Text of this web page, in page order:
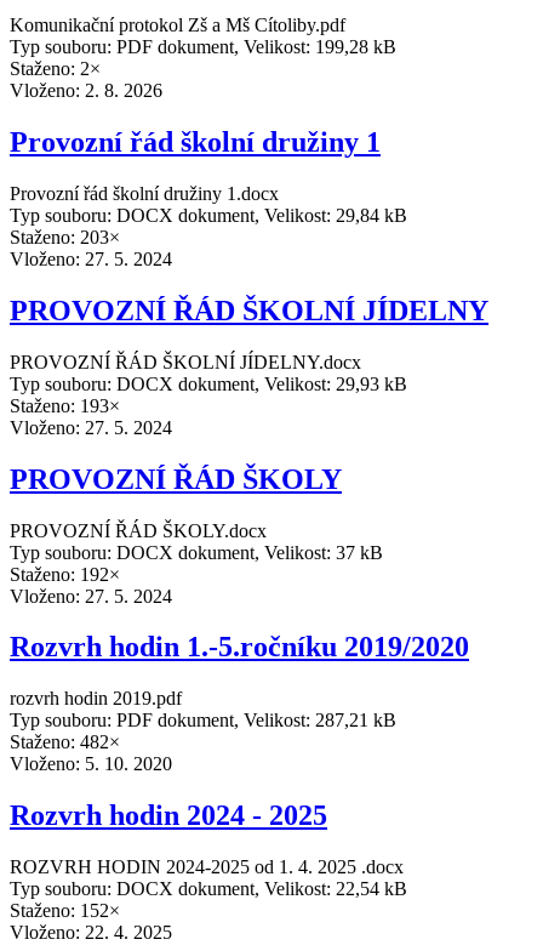
Komunikační protokol Zš a Mš Cítoliby.pdf
Typ souboru: PDF dokument, Velikost: 199,28 kB
Staženo: 2×
Vloženo: 2. 8. 2026
Provozní řád školní družiny 1
Provozní řád školní družiny 1.docx
Typ souboru: DOCX dokument, Velikost: 29,84 kB
Staženo: 203×
Vloženo: 27. 5. 2024
PROVOZNÍ ŘÁD ŠKOLNÍ JÍDELNY
PROVOZNÍ ŘÁD ŠKOLNÍ JÍDELNY.docx
Typ souboru: DOCX dokument, Velikost: 29,93 kB
Staženo: 193×
Vloženo: 27. 5. 2024
PROVOZNÍ ŘÁD ŠKOLY
PROVOZNÍ ŘÁD ŠKOLY.docx
Typ souboru: DOCX dokument, Velikost: 37 kB
Staženo: 192×
Vloženo: 27. 5. 2024
Rozvrh hodin 1.-5.ročníku 2019/2020
rozvrh hodin 2019.pdf
Typ souboru: PDF dokument, Velikost: 287,21 kB
Staženo: 482×
Vloženo: 5. 10. 2020
Rozvrh hodin 2024 - 2025
ROZVRH HODIN 2024-2025 od 1. 4. 2025 .docx
Typ souboru: DOCX dokument, Velikost: 22,54 kB
Staženo: 152×
Vloženo: 22. 4. 2025